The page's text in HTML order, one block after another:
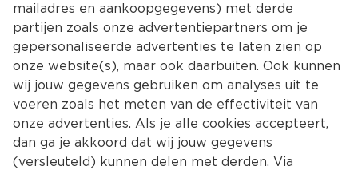
mailadres en aankoopgegevens) met derde
partijen zoals onze advertentiepartners om je
gepersonaliseerde advertenties te laten zien op
onze website(s), maar ook daarbuiten. Ook kunnen
wij jouw gegevens gebruiken om analyses uit te
voeren zoals het meten van de effectiviteit van
onze advertenties. Als je alle cookies accepteert,
dan ga je akkoord dat wij jouw gegevens
(versleuteld) kunnen delen met derden. Via